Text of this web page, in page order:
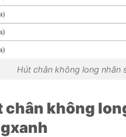
Hút chân không long nhãn
không